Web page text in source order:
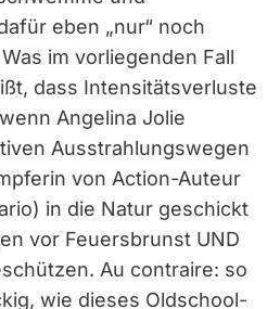
eben „nur“ noch
im vorliegenden Fall
dass Intensitätsverluste
Angelina Jolie
Ausstrahlungswegen
von Action-Auteur
in die Natur geschickt
vor Feuersbrunst UND
Au contraire: so
wie dieses Oldschool-